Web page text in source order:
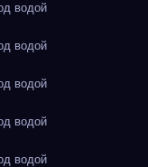
водой
водой
водой
водой
водой